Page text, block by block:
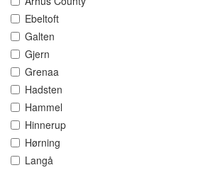
Ebeltoft
Galten
Gjern
Grenaa
Hadsten
Hammel
Hinnerup
Hørning
Langå